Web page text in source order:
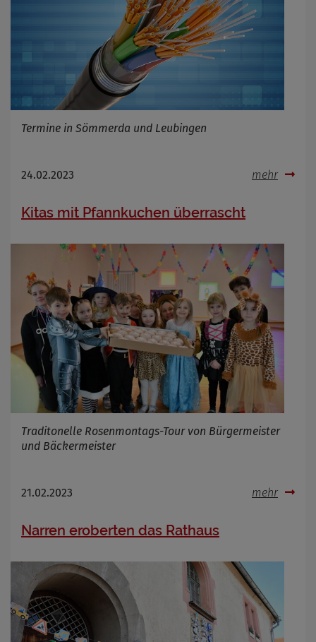
Termine in Sömmerda und Leubingen
24.02.2023 mehr
Kitas mit Pfannkuchen überrascht
Traditonelle Rosenmontags-Tour von Bürgermeister
und Bäckermeister
21.02.2023 mehr
Narren eroberten das Rathaus